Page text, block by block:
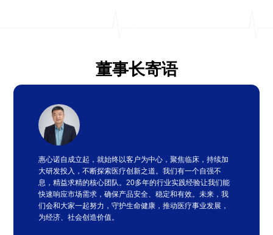
董事长寄语
惠心诺自成立起，就始终以客户为中心，聚焦临床，持续加
大研发投入，不断探索医疗创新之道。我们有一个自强不
息，精益求精的核心团队。20多年的行业实践经验让我们能
快速响应市场需求，确保产品安全、稳定和有效。未来，我
们会和大家一起努力，守护生命健康，推动医疗事业发展，
为经济、社会创造价值。